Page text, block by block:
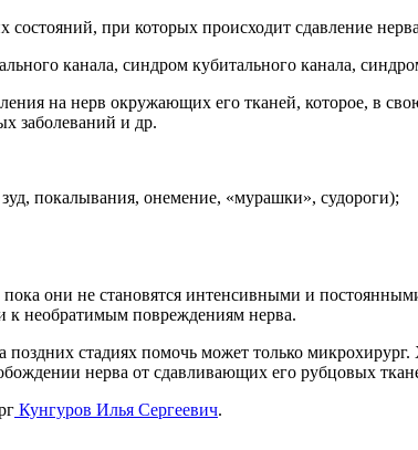
состояний, при которых происходит сдавление
канала, синдром кубитального канала,
на нерв окружающих его тканей, которое, в
заболеваний и др.
покалывания, онемение, «мурашки», судороги);
они не становятся интенсивными и
к необратимым повреждениям нерва.
стадиях помочь может только микрохирург.
нерва от сдавливающих его рубцовых
Кунгуров Илья Сергеевич.